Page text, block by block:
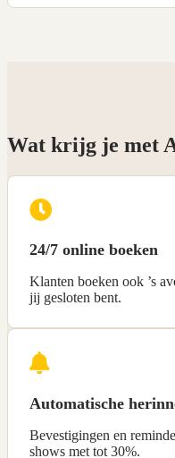
Wat krijg je met
24/7 online boeken
Klanten boeken ook ’s
jij gesloten bent.
Automatische
Bevestigingen en
shows met tot 30%.